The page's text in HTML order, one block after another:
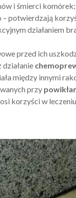
i śmierci komórek;
– potwierdzają
działaniem
przed ich
działanie
między innymi
przy
korzyści w